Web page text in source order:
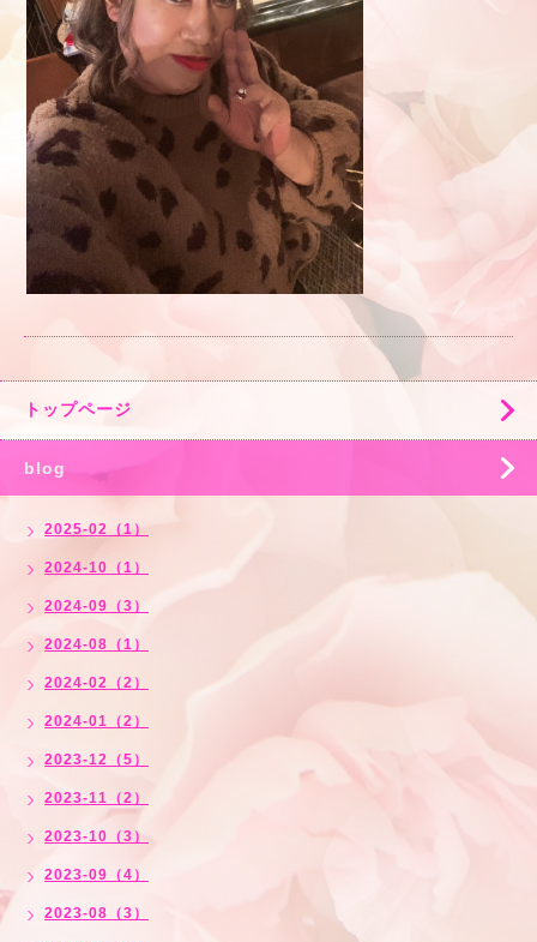
トップページ
blog
2025-02（1）
2024-10（1）
2024-09（3）
2024-08（1）
2024-02（2）
2024-01（2）
2023-12（5）
2023-11（2）
2023-10（3）
2023-09（4）
2023-08（3）